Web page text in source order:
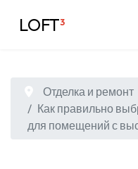
LOFT³
Отделка и ремонт
Как правильно
для помещений с